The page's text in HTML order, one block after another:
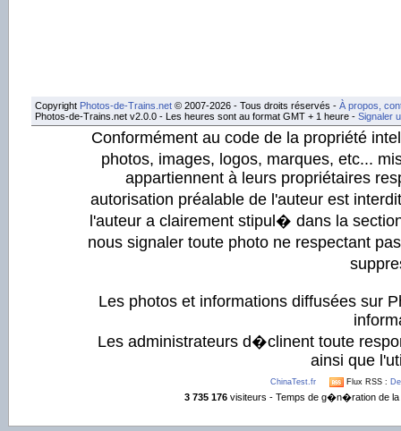
Copyright Photos-de-Trains.net © 2007-2026 - Tous droits réservés - À propos,
Photos-de-Trains.net v2.0.0 - Les heures sont au format GMT + 1 heure - Signaler
Conformément au code de la propriété
photos, images, logos, marques, etc...
appartiennent à leurs propriétaires
autorisation préalable de l'auteur est
l'auteur a clairement stipul� dans la
nous signaler toute photo ne respectant
Les photos et informations diffusées sur
Les administrateurs d�clinent toute
ainsi que
ChinaTest.fr Flux RSS :
3 735 176visiteurs - Temps de g�n�ration de